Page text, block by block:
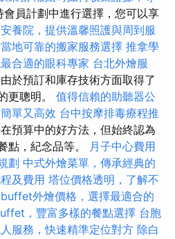
會員計劃中進行選擇，您可以享
安養院，提供溫馨照護與周到服
地可靠的搬家服務選擇 推拿學
合適的眼科專家 台北外燴服
由於預訂和庫存技術方面取得了
更聰明。 值得信賴的助聽器公
單又高效 台中按摩排毒療程推
預算中的好方法，但始終認為
點，紀念品等。 月子中心費用
劃 中式外燴菜單，傳承經典的
及費用 塔位價格透明，了解不
外燴價格，選擇最適合的
，豐富多樣的餐點選擇 台胞
服務，快速精準定位對方 除白